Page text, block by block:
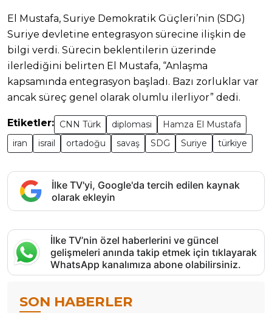
El Mustafa, Suriye Demokratik Güçleri’nin (SDG)
Suriye devletine entegrasyon sürecine ilişkin de
bilgi verdi. Sürecin beklentilerin üzerinde
ilerlediğini belirten El Mustafa, “Anlaşma
kapsamında entegrasyon başladı. Bazı zorluklar var
ancak süreç genel olarak olumlu ilerliyor” dedi.
Etiketler: CNN Türk diplomasi
Hamza El Mustafa
iran
israil ortadoğu savaş SDG Suriye türkiye
İlke TV'yi, Google'da tercih edilen kaynak
olarak ekleyin
İlke TV’nin özel haberlerini ve güncel
gelişmeleri anında takip etmek için tıklayarak
WhatsApp kanalımıza abone olabilirsiniz.
SON HABERLER